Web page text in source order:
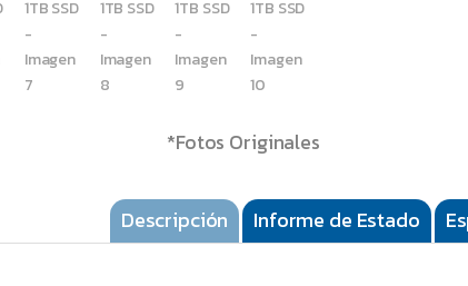
*Fotos Originales
Descripción Informe de Estado